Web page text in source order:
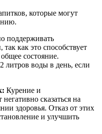
которые могут
поддерживать
как это способствует
состояние.
литров воды в день, если
Курение и
сказаться на
здоровья. Отказ от этих
и улучшить